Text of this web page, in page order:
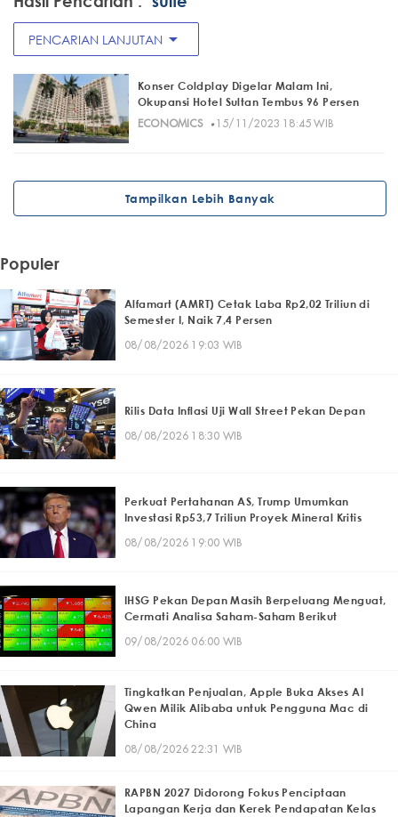
PENCARIAN LANJUTAN arrow_drop_down
Konser Coldplay Digelar Malam Ini,
Okupansi Hotel Sultan Tembus 96 Persen
ECONOMICS· 15/11/2023 18:45 WIB
Tampilkan Lebih Banyak
Populer
Alfamart (AMRT) Cetak Laba Rp2,02 Triliun di
Semester I, Naik 7,4 Persen
08/08/2026 19:03 WIB
Rilis Data Inflasi Uji Wall Street Pekan Depan
08/08/2026 18:30 WIB
Perkuat Pertahanan AS, Trump Umumkan
Investasi Rp53,7 Triliun Proyek Mineral Kritis
08/08/2026 19:00 WIB
IHSG Pekan Depan Masih Berpeluang Menguat,
Cermati Analisa Saham-Saham Berikut
09/08/2026 06:00 WIB
Tingkatkan Penjualan, Apple Buka Akses AI
Qwen Milik Alibaba untuk Pengguna Mac di
China
08/08/2026 22:31 WIB
RAPBN 2027 Didorong Fokus Penciptaan
Lapangan Kerja dan Kerek Pendapatan Kelas